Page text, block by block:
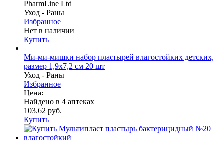
PharmLine Ltd
Уход - Раны
Избранное
Нет в наличии
Купить
Ми-ми-мишки набор пластырей влагостойких детских,
размер 1,9х7,2 см 20 шт
Уход - Раны
Избранное
Цена:
Найдено в 4 аптеках
103.62 руб.
Купить